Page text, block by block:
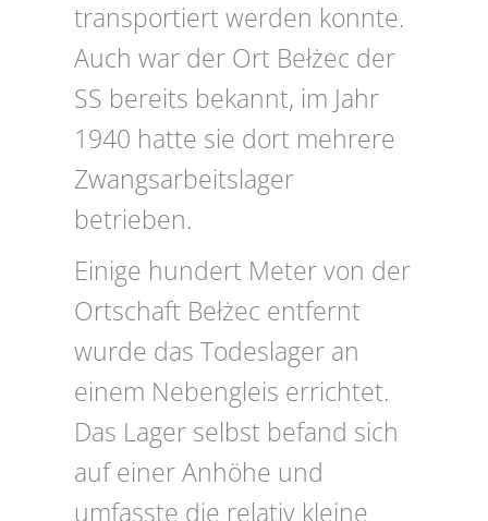
transportiert werden konnte.
Auch war der Ort Bełżec der
SS bereits bekannt, im Jahr
1940 hatte sie dort mehrere
Zwangsarbeitslager
betrieben.
Einige hundert Meter von der
Ortschaft Bełżec entfernt
wurde das Todeslager an
einem Nebengleis errichtet.
Das Lager selbst befand sich
auf einer Anhöhe und
umfasste die relativ kleine